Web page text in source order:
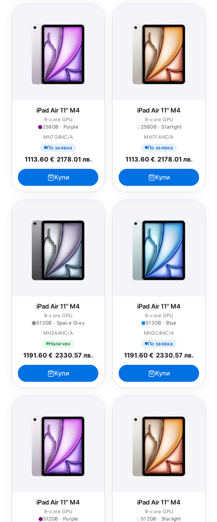
iPad Air 11" M4
9-core GPU
256GB · Purple
MH7G4HC/A
По заявка
1113.60 €/2178.01 лв.
Купи
iPad Air 11" M4
9-core GPU
256GB · Starlight
MH7F4HC/A
По заявка
1113.60 €/2178.01 лв.
Купи
iPad Air 11" M4
9-core GPU
512GB · Space Gray
MH3A4HC/A
Наличен
1191.60 €/2330.57 лв.
Купи
iPad Air 11" M4
9-core GPU
512GB · Blue
MH3C4HC/A
По заявка
1191.60 €/2330.57 лв.
Купи
iPad Air 11" M4
9-core GPU
512GB · Purple
iPad Air 11" M4
9-core GPU
512GB · Starlight